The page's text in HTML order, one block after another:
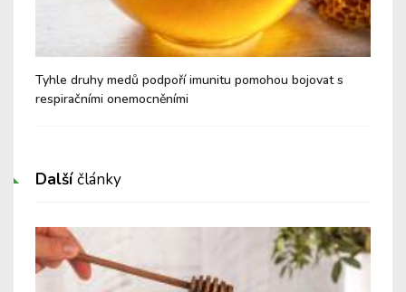
Tyhle druhy medů podpoří imunitu pomohou bojovat s
respiračními onemocněními
Dalšíčlánky